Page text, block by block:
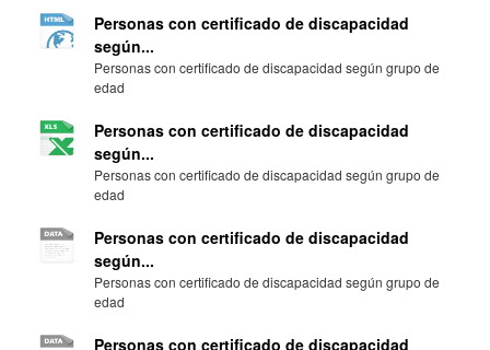
Personas con certificado de discapacidad
según...
Personas con certificado de discapacidad según grupo de
edad
Personas con certificado de discapacidad
según...
Personas con certificado de discapacidad según grupo de
edad
Personas con certificado de discapacidad
según...
Personas con certificado de discapacidad según grupo de
edad
Personas con certificado de discapacidad